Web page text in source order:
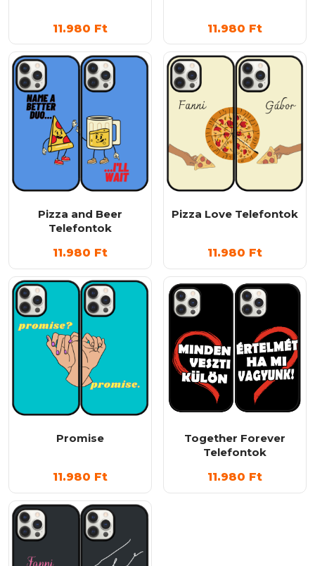
11.980 Ft 11.980 Ft
Pizza and Beer
Telefontok
11.980 Ft
Pizza Love Telefontok
11.980 Ft
Promise
11.980 Ft
Together Forever
Telefontok
11.980 Ft